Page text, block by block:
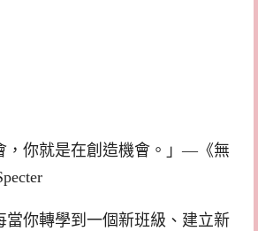
，你就是在創造機會。」—《無
當你轉學到一個新班級、建立新